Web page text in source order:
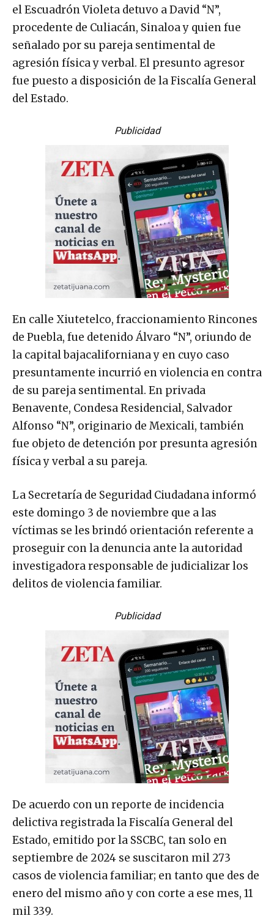
el Escuadrón Violeta detuvo a David “N”,
procedente de Culiacán, Sinaloa y quien fue
señalado por su pareja sentimental de
agresión física y verbal. El presunto agresor
fue puesto a disposición de la Fiscalía General
del Estado.
Publicidad
En calle Xiutetelco, fraccionamiento Rincones
de Puebla, fue detenido Álvaro “N”, oriundo de
la capital bajacaliforniana y en cuyo caso
presuntamente incurrió en violencia en contra
de su pareja sentimental. En privada
Benavente, Condesa Residencial, Salvador
Alfonso “N”, originario de Mexicali, también
fue objeto de detención por presunta agresión
física y verbal a su pareja.
La Secretaría de Seguridad Ciudadana informó
este domingo 3 de noviembre que a las
víctimas se les brindó orientación referente a
proseguir con la denuncia ante la autoridad
investigadora responsable de judicializar los
delitos de violencia familiar.
Publicidad
De acuerdo con un reporte de incidencia
delictiva registrada la Fiscalía General del
Estado, emitido por la SSCBC, tan solo en
septiembre de 2024 se suscitaron mil 273
casos de violencia familiar; en tanto que des de
enero del mismo año y con corte a ese mes, 11
mil 339.